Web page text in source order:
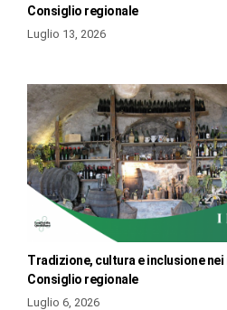
Consiglio regionale
Luglio 13, 2026
Tradizione, cultura e inclusione nei
Consiglio regionale
Luglio 6, 2026